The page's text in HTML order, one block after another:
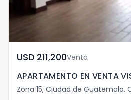
USD	211,200Venta
APARTAMENTO EN VENTA
Zona 15, Ciudad de Guatemala.